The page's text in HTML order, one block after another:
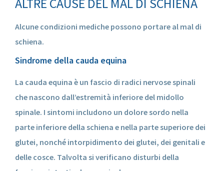
Alcune condizioni mediche possono portare al mal di
schiena.
Sindrome della cauda equina
La cauda equina è un fascio di radici nervose spinali
che nascono dall’estremità inferiore del midollo
spinale. I sintomi includono un dolore sordo nella
parte inferiore della schiena e nella parte superiore dei
glutei, nonché intorpidimento dei glutei, dei genitali e
delle cosce. Talvolta si verificano disturbi della